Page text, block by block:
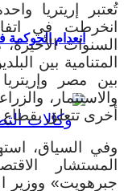
انعدام
تُعتبر إريتريا
انخرطت في
السنوات
المتنامية بين
بين مصر
والاستثمار،
أخرى تتعلق بقطاع
وفي السياق،
المستشار
جبرهويت» ووزير